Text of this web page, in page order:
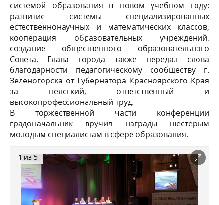
системой образования в новом учебном году:
развитие системы специализированных
естественнонаучных и математических классов,
кооперация образовательных учреждений,
создание общественного образовательного
Совета. Глава города также передал слова
благодарности педагогическому сообществу г.
Зеленогорска от Губернатора Красноярского Края
за нелегкий, ответственный и
высокопрофессиональный труд.
В торжественной части конференции
градоначальник вручил награды шестерым
молодым специалистам в сфере образования.
1 из 5